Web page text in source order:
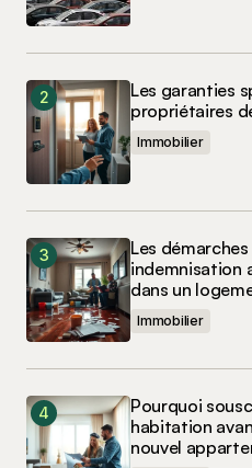
Les garanties
propriétaires
Immobilier
Les
indemnisation
dans un
Immobilier
Pourquoi
habitation
nouvel